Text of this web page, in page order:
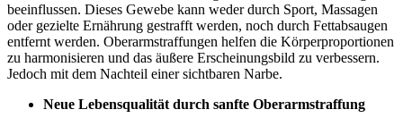
beeinflussen. Dieses Gewebe kann weder durch Sport, Massagen
oder gezielte Ernährung gestrafft werden, noch durch Fettabsaugen
entfernt werden. Oberarmstraffungen helfen die Körperproportionen
zu harmonisieren und das äußere Erscheinungsbild zu verbessern.
Jedoch mit dem Nachteil einer sichtbaren Narbe.
Neue Lebensqualität durch sanfte Oberarmstraffung